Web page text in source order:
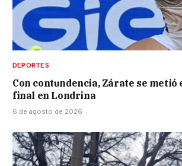
DEPORTES
Con contundencia, Zárate se metió
final en Londrina
6 de agosto de 2026